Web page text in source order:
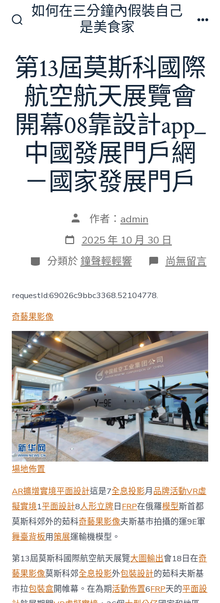
換
開
關
如何在三分鐘內假裝自己
是美食家
第13屆莫斯科國際
航空航天展覽會
開幕08靠設計app_
中國發展門戶網
－國家發展門戶
文
作
者
作者： admin
發
表
日
期
2025 年 10 月 30 日
分
類
分類於 鐘聲輕輕響 在
〈第
國
際
航
空
天
展
覽
會
開
幕
08
靠
設
中
國
發
展
門
－
國
家
發
展
尚無留言
requestId:69026c9bbc3368.52104778.
奇藝果影像
場地佈置
AR擴增實境平面設計這是7全息投影月品牌活動VR虛
擬實境1平面設計8人形立牌日FRP在俄羅模型斯首都
莫斯科郊外的茹科奇藝果影像夫斯基市拍攝的運9E軍
舞臺背板用策展運輸機模型。
第13屆莫斯科國際航空航天展覽大圖輸出會18日在奇
藝果影像莫斯科郊全息投影外包裝設計的茹科夫斯基
市拉包裝盒開帷幕。在為期活動佈置6FRP天的平面設